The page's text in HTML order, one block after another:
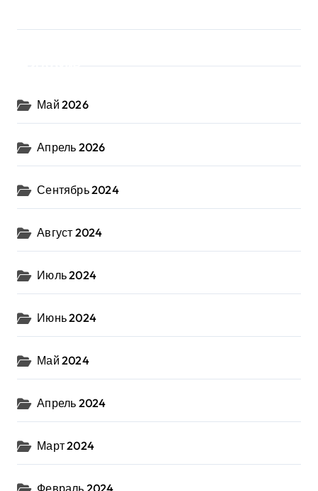
Май 2026
Апрель 2026
Сентябрь 2024
Август 2024
Июль 2024
Июнь 2024
Май 2024
Апрель 2024
Март 2024